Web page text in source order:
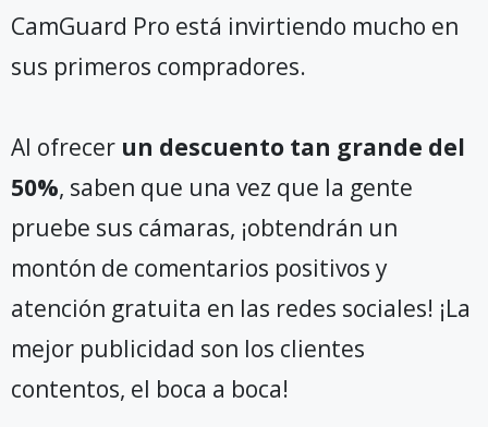
CamGuard Pro está invirtiendo mucho en
sus primeros compradores.
Al ofrecer un descuento tan grande del
50%, saben que una vez que la gente
pruebe sus cámaras, ¡obtendrán un
montón de comentarios positivos y
atención gratuita en las redes sociales! ¡La
mejor publicidad son los clientes
contentos, el boca a boca!